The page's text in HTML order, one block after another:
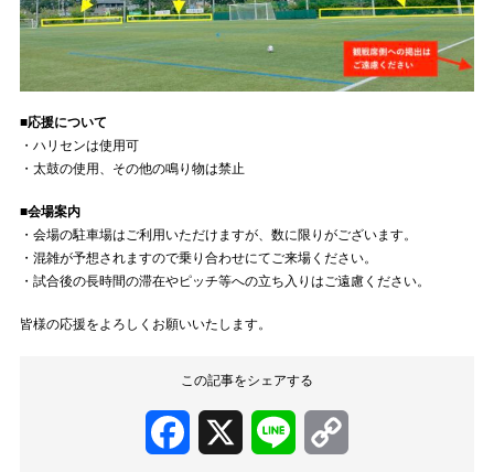
■応援について
・ハリセンは使用可
・太鼓の使用、その他の鳴り物は禁止
■会場案内
・会場の駐車場はご利用いただけますが、数に限りがございます。
・混雑が予想されますので乗り合わせにてご来場ください。
・試合後の長時間の滞在やピッチ等への立ち入りはご遠慮ください。
皆様の応援をよろしくお願いいたします。
この記事をシェアする
Facebook Line